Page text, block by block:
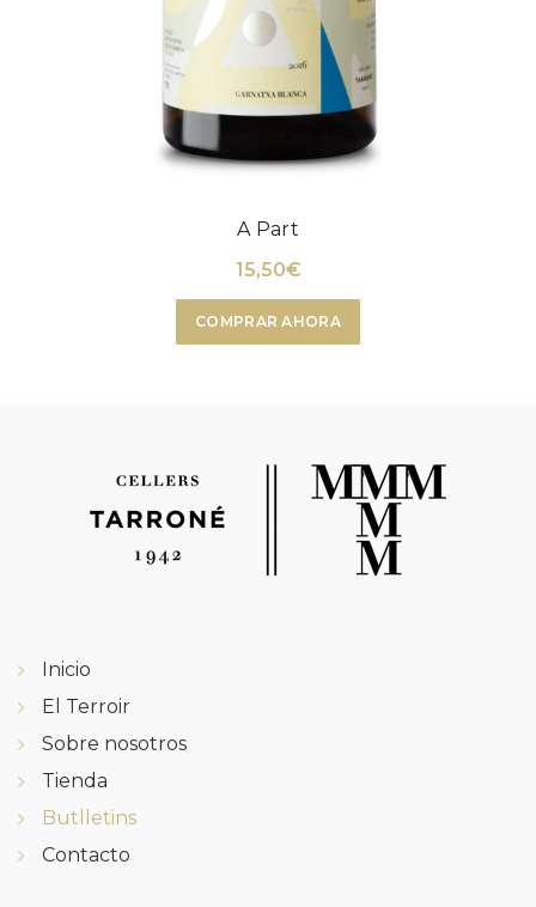
A Part
15,50€
COMPRAR AHORA
Inicio
El Terroir
Sobre nosotros
Tienda
Butlletins
Contacto